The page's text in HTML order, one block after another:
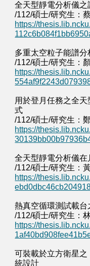
全天型靜電分析儀之
/112/碩士/研究生：
https://
多重太空粒子能譜分
/112/碩士/研究生：
https://
用於登月任務之全
式
/112/碩士/研究生：
https://
全天型靜電分析儀
/112/碩士/研究生：
https://
熱真空循環測試載台
/112/碩士/研究生：
https://
可裝載於立方衛星
統設計